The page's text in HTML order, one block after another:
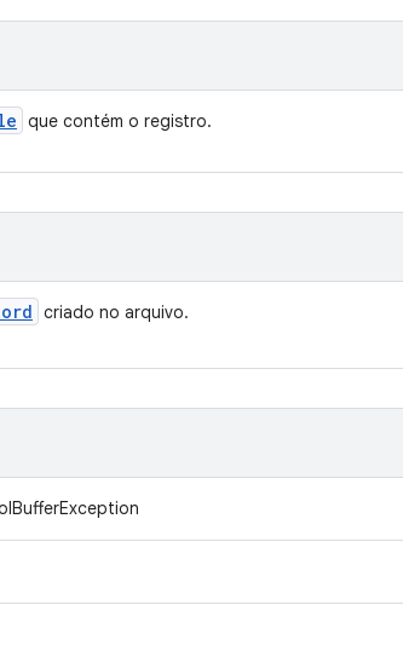
que contém o registro.
criado no arquivo.